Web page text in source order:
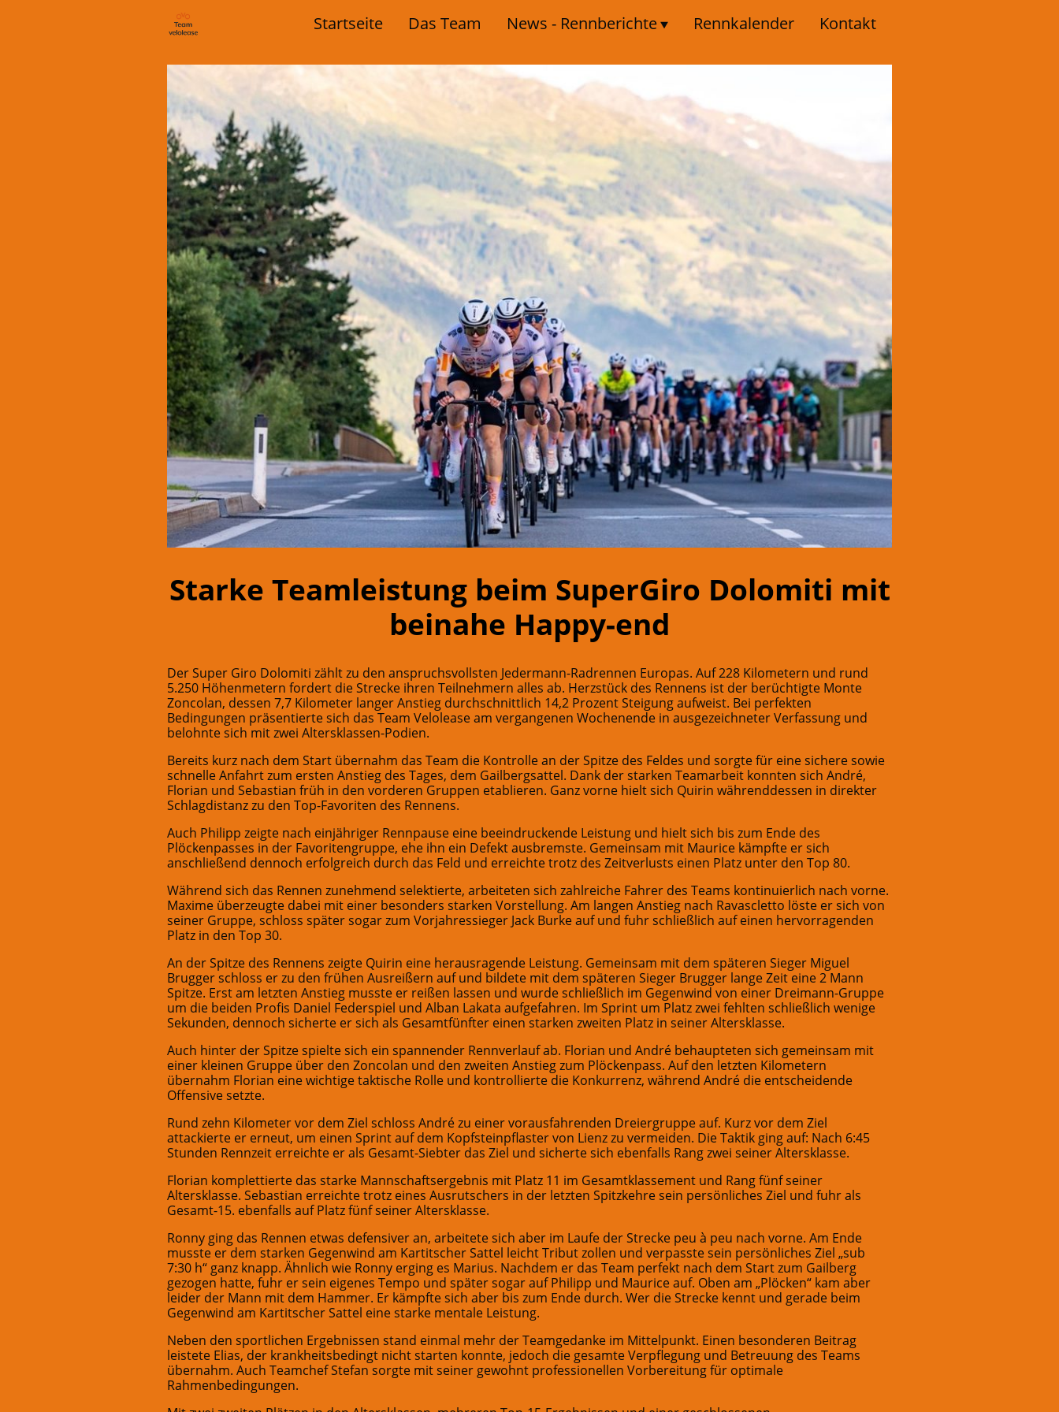
Startseite Das Team News - Rennberichte Rennkalender Kontakt
Starke Teamleistung beim SuperGiro Dolomiti mit
beinahe Happy-end
Der Super Giro Dolomiti zählt zu den anspruchsvollsten Jedermann-Radrennen Europas. Auf 228 Kilometern und rund
5.250 Höhenmetern fordert die Strecke ihren Teilnehmern alles ab. Herzstück des Rennens ist der berüchtigte Monte
Zoncolan, dessen 7,7 Kilometer langer Anstieg durchschnittlich 14,2 Prozent Steigung aufweist. Bei perfekten
Bedingungen präsentierte sich das Team Velolease am vergangenen Wochenende in ausgezeichneter Verfassung und
belohnte sich mit zwei Altersklassen-Podien.
Bereits kurz nach dem Start übernahm das Team die Kontrolle an der Spitze des Feldes und sorgte für eine sichere sowie
schnelle Anfahrt zum ersten Anstieg des Tages, dem Gailbergsattel. Dank der starken Teamarbeit konnten sich André,
Florian und Sebastian früh in den vorderen Gruppen etablieren. Ganz vorne hielt sich Quirin währenddessen in direkter
Schlagdistanz zu den Top-Favoriten des Rennens.
Auch Philipp zeigte nach einjähriger Rennpause eine beeindruckende Leistung und hielt sich bis zum Ende des
Plöckenpasses in der Favoritengruppe, ehe ihn ein Defekt ausbremste. Gemeinsam mit Maurice kämpfte er sich
anschließend dennoch erfolgreich durch das Feld und erreichte trotz des Zeitverlusts einen Platz unter den Top 80.
Während sich das Rennen zunehmend selektierte, arbeiteten sich zahlreiche Fahrer des Teams kontinuierlich nach vorne.
Maxime überzeugte dabei mit einer besonders starken Vorstellung. Am langen Anstieg nach Ravascletto löste er sich von
seiner Gruppe, schloss später sogar zum Vorjahressieger Jack Burke auf und fuhr schließlich auf einen hervorragenden
Platz in den Top 30.
An der Spitze des Rennens zeigte Quirin eine herausragende Leistung. Gemeinsam mit dem späteren Sieger Miguel
Brugger schloss er zu den frühen Ausreißern auf und bildete mit dem späteren Sieger Brugger lange Zeit eine 2 Mann
Spitze. Erst am letzten Anstieg musste er reißen lassen und wurde schließlich im Gegenwind von einer Dreimann-Gruppe
um die beiden Profis Daniel Federspiel und Alban Lakata aufgefahren. Im Sprint um Platz zwei fehlten schließlich wenige
Sekunden, dennoch sicherte er sich als Gesamtfünfter einen starken zweiten Platz in seiner Altersklasse.
Auch hinter der Spitze spielte sich ein spannender Rennverlauf ab. Florian und André behaupteten sich gemeinsam mit
einer kleinen Gruppe über den Zoncolan und den zweiten Anstieg zum Plöckenpass. Auf den letzten Kilometern
übernahm Florian eine wichtige taktische Rolle und kontrollierte die Konkurrenz, während André die entscheidende
Offensive setzte.
Rund zehn Kilometer vor dem Ziel schloss André zu einer vorausfahrenden Dreiergruppe auf. Kurz vor dem Ziel
attackierte er erneut, um einen Sprint auf dem Kopfsteinpflaster von Lienz zu vermeiden. Die Taktik ging auf: Nach 6:45
Stunden Rennzeit erreichte er als Gesamt-Siebter das Ziel und sicherte sich ebenfalls Rang zwei seiner Altersklasse.
Florian komplettierte das starke Mannschaftsergebnis mit Platz 11 im Gesamtklassement und Rang fünf seiner
Altersklasse. Sebastian erreichte trotz eines Ausrutschers in der letzten Spitzkehre sein persönliches Ziel und fuhr als
Gesamt-15. ebenfalls auf Platz fünf seiner Altersklasse.
Ronny ging das Rennen etwas defensiver an, arbeitete sich aber im Laufe der Strecke peu à peu nach vorne. Am Ende
musste er dem starken Gegenwind am Kartitscher Sattel leicht Tribut zollen und verpasste sein persönliches Ziel „sub
7:30 h“ ganz knapp. Ähnlich wie Ronny erging es Marius. Nachdem er das Team perfekt nach dem Start zum Gailberg
gezogen hatte, fuhr er sein eigenes Tempo und später sogar auf Philipp und Maurice auf. Oben am „Plöcken“ kam aber
leider der Mann mit dem Hammer. Er kämpfte sich aber bis zum Ende durch. Wer die Strecke kennt und gerade beim
Gegenwind am Kartitscher Sattel eine starke mentale Leistung.
Neben den sportlichen Ergebnissen stand einmal mehr der Teamgedanke im Mittelpunkt. Einen besonderen Beitrag
leistete Elias, der krankheitsbedingt nicht starten konnte, jedoch die gesamte Verpflegung und Betreuung des Teams
übernahm. Auch Teamchef Stefan sorgte mit seiner gewohnt professionellen Vorbereitung für optimale
Rahmenbedingungen.